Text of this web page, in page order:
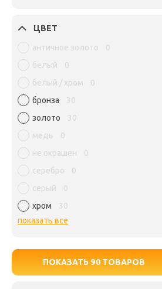
ЦВЕТ
античное золото
0
белый
0
белый / хром
0
бронза
30
золото
30
медь
0
не окрашен
0
серебро
0
серый
0
хром
30
показать все
ПОКАЗАТЬ 90 ТОВАРОВ